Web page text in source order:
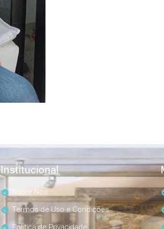
Institucional
Sobre Nós
Termos de Uso e Condições